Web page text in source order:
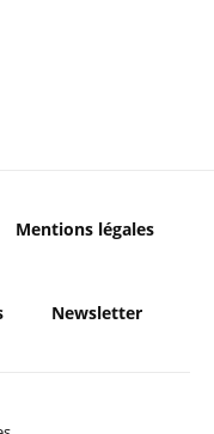
Mentions légales
Newsletter